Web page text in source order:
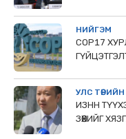
НИЙГЭМ
COP17
УЛС
ИЗНН
ЗӨӨХИЙГ